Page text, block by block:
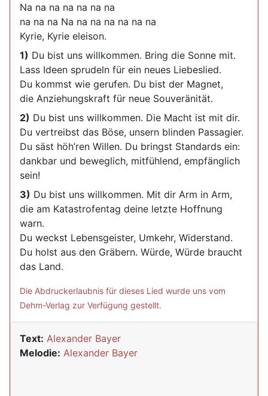
Na na na na na na na
na na na Na na na na na na na
Kyrie, Kyrie eleison.
1) Du bist uns willkommen. Bring die Sonne mit.
Lass Ideen sprudeln für ein neues Liebeslied.
Du kommst wie gerufen. Du bist der Magnet,
die Anziehungskraft für neue Souveränität.
2) Du bist uns willkommen. Die Macht ist mit dir.
Du vertreibst das Böse, unsern blinden Passagier.
Du säst höh’ren Willen. Du bringst Standards ein:
dankbar und beweglich, mitfühlend, empfänglich
sein!
3) Du bist uns willkommen. Mit dir Arm in Arm,
die am Katastrofentag deine letzte Hoffnung
warn.
Du weckst Lebensgeister, Umkehr, Widerstand.
Du holst aus den Gräbern. Würde, Würde braucht
das Land.
Die Abdruckerlaubnis für dieses Lied wurde uns vom
Dehm-Verlag zur Verfügung gestellt.
Text: Alexander Bayer
Melodie: Alexander Bayer